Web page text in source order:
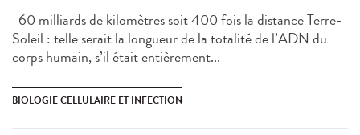
60 milliards de kilomètres soit 400 fois la distance Terre-
Soleil : telle serait la longueur de la totalité de l’ADN du
corps humain, s’il était entièrement...
BIOLOGIE CELLULAIRE ET INFECTION